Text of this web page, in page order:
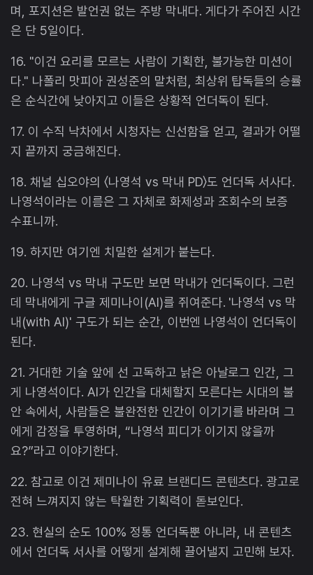
며, 포지션은 발언권 없는 주방 막내다. 게다가 주어진 시간
은 단 5일이다.
16. "이건 요리를 모르는 사람이 기획한, 불가능한 미션이
다." 나폴리 맛피아 권성준의 말처럼, 최상위 탑독들의 승률
은 순식간에 낮아지고 이들은 상황적 언더독이 된다.
17. 이 수직 낙차에서 시청자는 신선함을 얻고, 결과가 어떨
지 끝까지 궁금해진다.
18. 채널 십오야의 〈나영석 vs 막내 PD〉도 언더독 서사다.
나영석이라는 이름은 그 자체로 화제성과 조회수의 보증
수표니까.
19. 하지만 여기엔 치밀한 설계가 붙는다.
20. 나영석 vs 막내 구도만 보면 막내가 언더독이다. 그런
데 막내에게 구글 제미나이(AI)를 쥐여준다. '나영석 vs 막
내(with AI)' 구도가 되는 순간, 이번엔 나영석이 언더독이
된다.
21. 거대한 기술 앞에 선 고독하고 낡은 아날로그 인간, 그
게 나영석이다. AI가 인간을 대체할지 모른다는 시대의 불
안 속에서, 사람들은 불완전한 인간이 이기기를 바라며 그
에게 감정을 투영하며, “나영석 피디가 이기지 않을까
요?”라고 이야기한다.
22. 참고로 이건 제미나이 유료 브랜디드 콘텐츠다. 광고로
전혀 느껴지지 않는 탁월한 기획력이 돋보인다.
23. 현실의 순도 100% 정통 언더독뿐 아니라, 내 콘텐츠
에서 언더독 서사를 어떻게 설계해 끌어낼지 고민해 보자.